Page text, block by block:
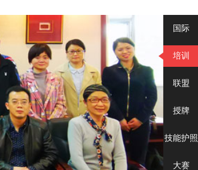
国际
培训
联盟
授牌
技能护照
大赛